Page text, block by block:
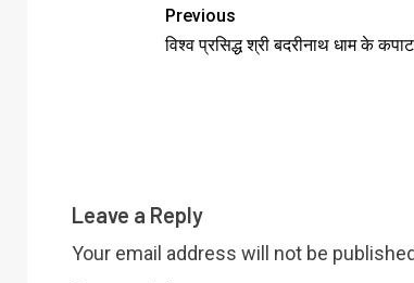
Previous
विश्व प्रसिद्ध श्री बदरीनाथ धाम के
Leave a Reply
Your email address will not be